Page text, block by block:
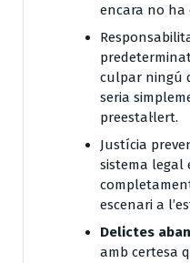
encara no ha
culpar ningú
seria
preestal·lert.
Justícia
sistema legal
escenari a
Delictes
amb certesa